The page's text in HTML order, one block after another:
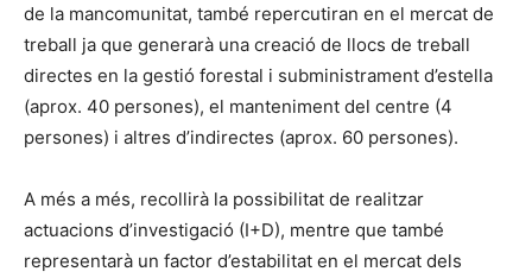
de la mancomunitat, també repercutiran en el mercat de
treball ja que generarà una creació de llocs de treball
directes en la gestió forestal i subministrament d’estella
(aprox. 40 persones), el manteniment del centre (4
persones) i altres d’indirectes (aprox. 60 persones).
A més a més, recollirà la possibilitat de realitzar
actuacions d’investigació (I+D), mentre que també
representarà un factor d’estabilitat en el mercat dels